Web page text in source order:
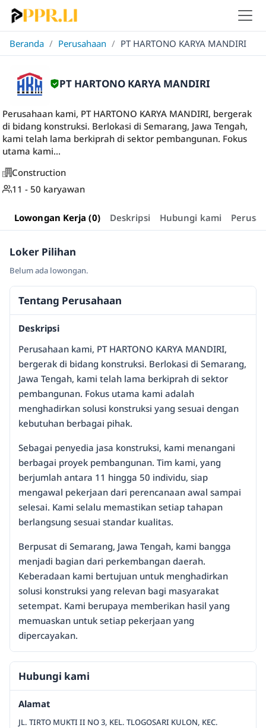
Beranda / Perusahaan / PT HARTONO KARYA MANDIRI
PT HARTONO KARYA MANDIRI
Perusahaan kami, PT HARTONO KARYA MANDIRI, bergerak
di bidang konstruksi. Berlokasi di Semarang, Jawa Tengah,
kami telah lama berkiprah di sektor pembangunan. Fokus
utama kami...
Construction
11 - 50 karyawan
Lowongan Kerja (0) Deskripsi Hubungi kami
Loker Pilihan
Belum ada lowongan.
Tentang Perusahaan
Deskripsi
Perusahaan kami, PT HARTONO KARYA MANDIRI,
bergerak di bidang konstruksi. Berlokasi di Semarang,
Jawa Tengah, kami telah lama berkiprah di sektor
pembangunan. Fokus utama kami adalah
menghadirkan solusi konstruksi yang sesuai dengan
kebutuhan berbagai pihak.
Sebagai penyedia jasa konstruksi, kami menangani
berbagai proyek pembangunan. Tim kami, yang
berjumlah antara 11 hingga 50 individu, siap
mengawal pekerjaan dari perencanaan awal sampai
selesai. Kami selalu memastikan setiap tahapan
berlangsung sesuai standar kualitas.
Berpusat di Semarang, Jawa Tengah, kami bangga
menjadi bagian dari perkembangan daerah.
Keberadaan kami bertujuan untuk menghadirkan
solusi konstruksi yang relevan bagi masyarakat
setempat. Kami berupaya memberikan hasil yang
memuaskan untuk setiap pekerjaan yang
dipercayakan.
Hubungi kami
Alamat
JL. TIRTO MUKTI II NO 3, KEL. TLOGOSARI KULON, KEC.